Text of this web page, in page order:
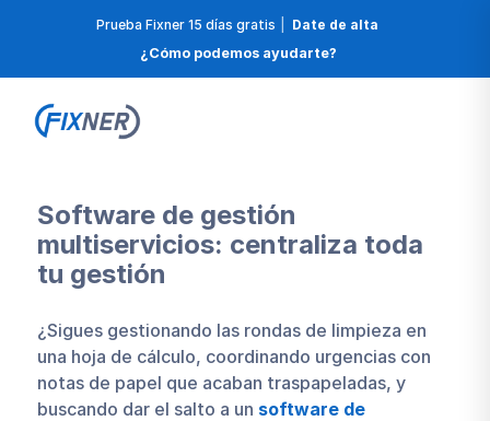
Prueba Fixner 15 días gratis
Date de alta
¿Cómo podemos ayudarte?
Software de gestión
multiservicios: centraliza toda
tu gestión
¿Sigues gestionando las rondas de limpieza en
una hoja de cálculo, coordinando urgencias con
notas de papel que acaban traspapeladas, y
buscando dar el salto a un software de